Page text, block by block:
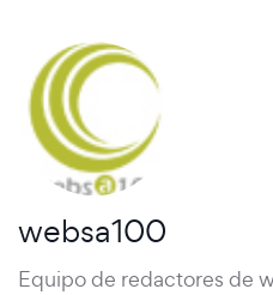
websa100
Equipo de redactores de